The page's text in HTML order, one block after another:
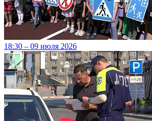
18:30 – 09 июля 2026